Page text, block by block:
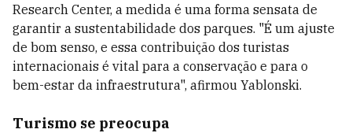
Research Center, a medida é uma forma sensata de
garantir a sustentabilidade dos parques. "É um ajuste
de bom senso, e essa contribuição dos turistas
internacionais é vital para a conservação e para o
bem-estar da infraestrutura", afirmou Yablonski.
Turismo se preocupa